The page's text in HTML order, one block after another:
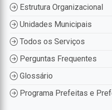
Estrutura Organizacional
Unidades Municipais
Todos os Serviços
Perguntas Frequentes
Glossário
Programa Prefeitas e